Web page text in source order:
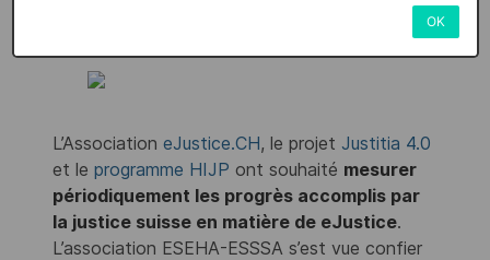
L’Association eJustice.CH, le projet Justitia 4.0
et le programme HIJP ont souhaité mesurer
périodiquement les progrès accomplis par
la justice suisse en matière de eJustice.
L’association ESEHA-ESSSA s’est vue confier
OK